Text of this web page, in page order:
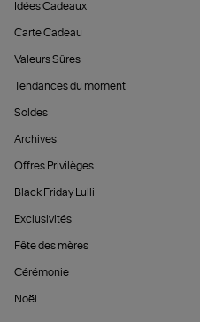
Idées Cadeaux
Carte Cadeau
Valeurs Sûres
Tendances du moment
Soldes
Archives
Offres Privilèges
Black Friday Lulli
Exclusivités
Fête des mères
Cérémonie
Noël